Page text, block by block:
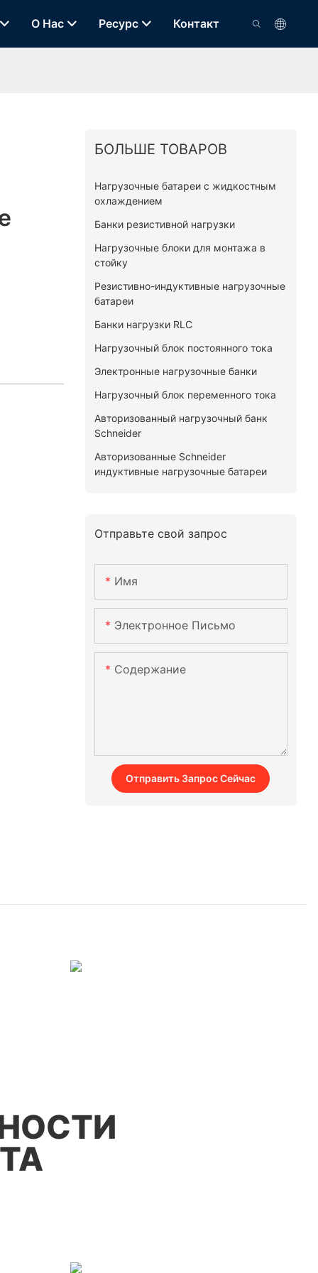
О Нас Ресурс Контакт
БОЛЬШЕ ТОВАРОВ
Нагрузочные батареи с жидкостным
охлаждением
Банки резистивной нагрузки
Нагрузочные блоки для монтажа в
стойку
Резистивно-индуктивные нагрузочные
батареи
Банки нагрузки RLC
Нагрузочный блок постоянного тока
Электронные нагрузочные банки
Нагрузочный блок переменного тока
Авторизованный нагрузочный банк
Schneider
Авторизованные Schneider
индуктивные нагрузочные батареи
Отправьте свой запрос
Имя
Электронное Письмо
Содержание
Отправить Запрос Сейчас